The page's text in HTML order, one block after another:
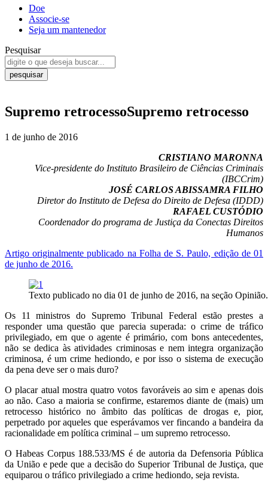
Doe
Associe-se
Seja um mantenedor
Pesquisar
pesquisar
Supremo retrocessoSupremo retrocesso
1 de junho de 2016
CRISTIANO MARONNA
Vice-presidente do Instituto Brasileiro de Ciências Criminais
(IBCCrim)
JOSÉ CARLOS ABISSAMRA FILHO
Diretor do Instituto de Defesa do Direito de Defesa (IDDD)
RAFAEL CUSTÓDIO
Coordenador do programa de Justiça da Conectas Direitos
Humanos
Artigo originalmente publicado na Folha de S. Paulo, edição de 01
de junho de 2016.
Texto publicado no dia 01 de junho de 2016, na seção Opinião.
Os 11 ministros do Supremo Tribunal Federal estão prestes a
responder uma questão que parecia superada: o crime de tráfico
privilegiado, em que o agente é primário, com bons antecedentes,
não se dedica às atividades criminosas e nem integra organização
criminosa, é um crime hediondo, e por isso o sistema de execução
da pena deve ser o mais duro?
O placar atual mostra quatro votos favoráveis ao sim e apenas dois
ao não. Caso a maioria se confirme, estaremos diante de (mais) um
retrocesso histórico no âmbito das políticas de drogas e, pior,
perpetrado por aqueles que esperávamos ver fincando a bandeira da
racionalidade em política criminal – um supremo retrocesso.
O Habeas Corpus 188.533/MS é de autoria da Defensoria Pública
da União e pede que a decisão do Superior Tribunal de Justiça, que
equiparou o tráfico privilegiado a crime hediondo, seja revista.